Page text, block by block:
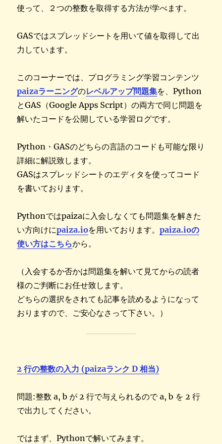
使って、２つの整数を取得する方法が学べます。
GASではスプレッドシートを用いて値を取得して出
力しています。
このコーナーでは、プログラミング学習コンテンツ
paizaラーニングのレベルアップ問題集を、Python
とGAS（Google Apps Script）の両方で同じ問題を
解いたコードを公開している学習ログです。
Python・GASのどちらの言語のコードも可能な限り
詳細に解説致します。
GASはスプレッドシートのエディタを使ってコード
を書いております。
Pythonではpaizaに入会しなくても問題集を解きた
い方向けにpaiza.ioを用いております。paiza.ioの
使い方はこちらから。
（入会するか否かは問題集を解いて見てからの読者
様のご判断にお任せ致します。
どちらの選択をされても記事を読めるようになって
おりますので、ご安心なさって下さい。）
2 行の整数の入力 (paizaランク D 相当)
問題:整数 a, b が 2 行で与えられるので a, b を 2 行
で出力してください。
ではまず、Pythonで解いてみます。